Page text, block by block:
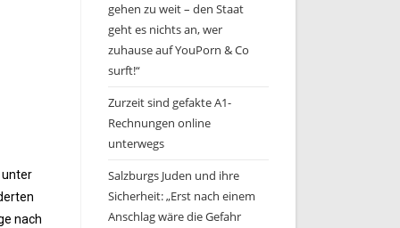
unter
nach
gehen zu weit – den Staat
geht es nichts an, wer
zuhause auf YouPorn & Co
surft!“
Zurzeit sind gefakte A1-
Rechnungen online
unterwegs
Salzburgs Juden und ihre
Sicherheit: „Erst nach einem
Anschlag wäre die Gefahr